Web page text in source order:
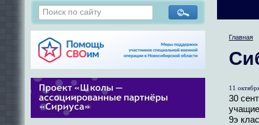
Главная
11
30
9э